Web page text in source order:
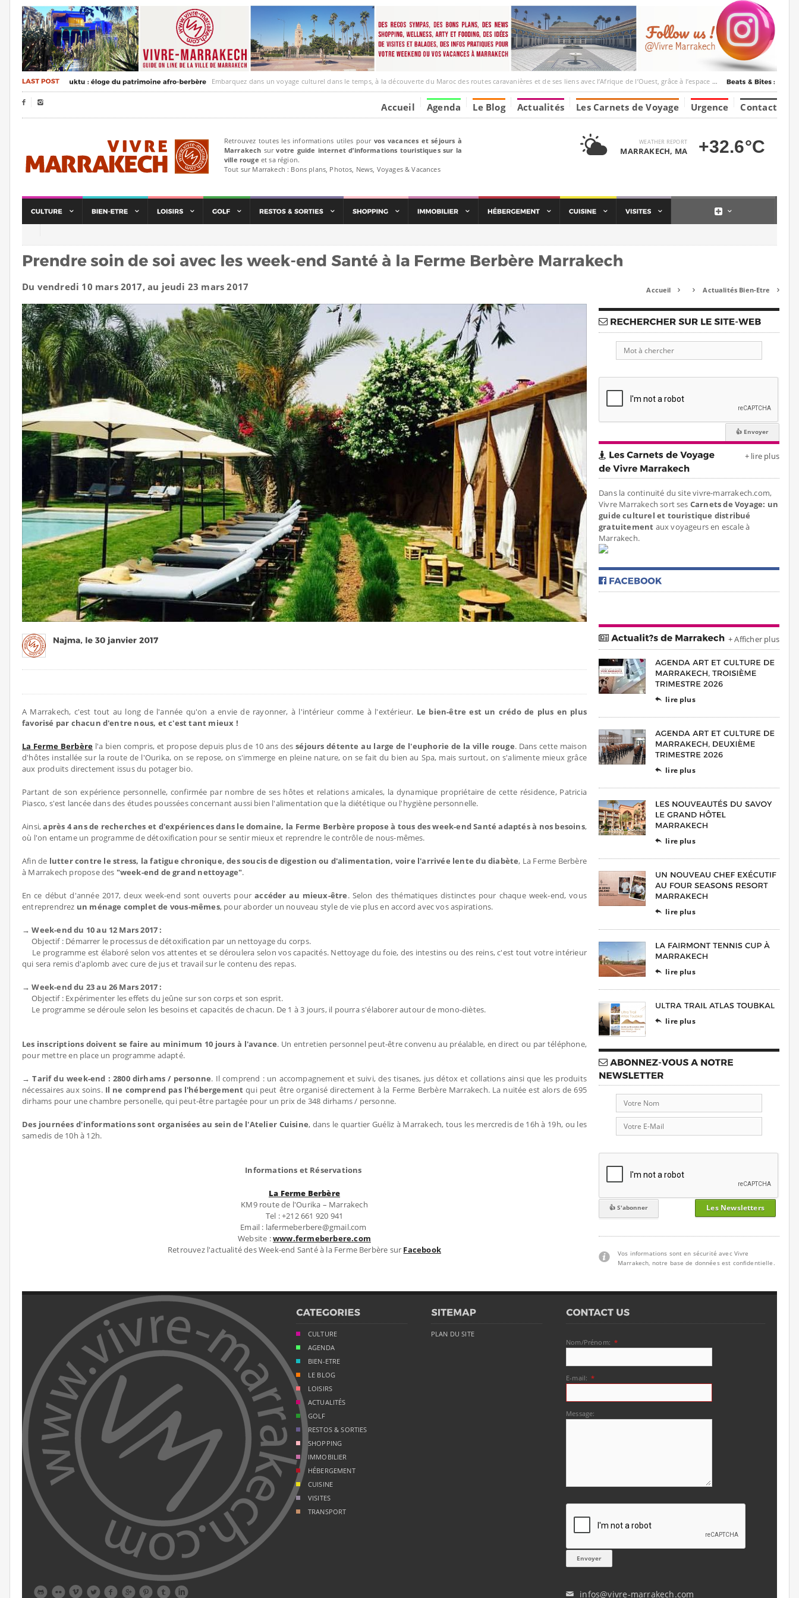
Embarquez dans un voyage culturel dans le temps, à la découverte du Maroc des routes caravanières et de ses liens avec l’Afrique de l’Ouest, grâce à l’espace Marrakesh-Tumbuktu.
  Accueil Agenda Le Blog Actualités Les Carnets de Voyage Urgence Contact
Retrouvez toutes les informations utiles pour vos vacances et séjours à
Marrakech survotre guide internet d’informations touristiques sur la
ville rouge et sa région.
Tout sur Marrakech : Bons plans, Photos, News, Voyages & Vacances
WEATHER REPORT
MARRAKECH, MA +32.6°C
Du vendredi 10 mars 2017, au jeudi 23 mars 2017
A Marrakech, c'est tout au long de l'année qu'on a envie de rayonner, à l'intérieur comme à l'extérieur. Le bien-être est un crédo de plus en plus
favorisé par chacun d'entre nous, et c'est tant mieux !
La Ferme Berbère l'a bien compris, et propose depuis plus de 10 ans desséjours détente au large de l'euphorie de la ville rouge. Dans cette maison
d'hôtes installée sur la route de l'Ourika, on se repose, on s'immerge en pleine nature, on se fait du bien au Spa, mais surtout, on s'alimente mieux grâce
aux produits directement issus du potager bio.
Partant de son expérience personnelle, confirmée par nombre de ses hôtes et relations amicales, la dynamique propriétaire de cette résidence, Patricia
Piasco, s'est lancée dans des études poussées concernant aussi bien l'alimentation que la diététique ou l'hygiène personnelle.
Ainsi,après 4 ans de recherches et d'expériences dans le domaine, la Ferme Berbère propose à tous des week-end Santé adaptés à nos besoins,
où l'on entame un programme de détoxification pour se sentir mieux et reprendre le contrôle de nous-mêmes.
Afin de lutter contre le stress, la fatigue chronique, des soucis de digestion ou d'alimentation, voire l'arrivée lente du diabète, La Ferme Berbère
à Marrakech propose des "week-end de grand nettoyage".
En ce début d'année 2017, deux week-end sont ouverts pouraccéder au mieux-être. Selon des thématiques distinctes pour chaque week-end, vous
entreprendrez un ménage complet de vous-mêmes, pour aborder un nouveau style de vie plus en accord avec vos aspirations.
→ Week-end du 10 au 12 Mars 2017 :
Objectif : Démarrer le processus de détoxification par un nettoyage du corps.
Le programme est élaboré selon vos attentes et se déroulera selon vos capacités. Nettoyage du foie, des intestins ou des reins, c'est tout votre intérieur
qui sera remis d'aplomb avec cure de jus et travail sur le contenu des repas.
→ Week-end du 23 au 26 Mars 2017 :
Objectif : Expérimenter les effets du jeûne sur son corps et son esprit.
Le programme se déroule selon les besoins et capacités de chacun. De 1 à 3 jours, il pourra s'élaborer autour de mono-diètes.
Les inscriptions doivent se faire au minimum 10 jours à l'avance. Un entretien personnel peut-être convenu au préalable, en direct ou par téléphone,
pour mettre en place un programme adapté.
→ Tarif du week-end : 2800 dirhams / personne. Il comprend : un accompagnement et suivi, des tisanes, jus détox et collations ainsi que les produits
nécessaires aux soins. Il ne comprend pas l'hébergementqui peut être organisé directement à la Ferme Berbère Marrakech. La nuitée est alors de 695
dirhams pour une chambre personelle, qui peut-être partagée pour un prix de 348 dirhams / personne.
Des journées d'informations sont organisées au sein de l'Atelier Cuisine, dans le quartier Guéliz à Marrakech, tous les mercredis de 16h à 19h, ou les
samedis de 10h à 12h.
Informations et Réservations
La Ferme Berbère
KM9 route de l'Ourika – Marrakech
Tel : +212 661 920 941
Email : lafermeberbere@gmail.com
Website :www.fermeberbere.com
Retrouvez l'actualité des Week-end Santé à la Ferme Berbère sur Facebook
Accueil   Actualités Bien-Etre 
+ lire plus
Dans la continuité du site vivre-marrakech.com,
Vivre Marrakech sort ses Carnets de Voyage: un
guide culturel et touristique distribué
gratuitement aux voyageurs en escale à
Marrakech.
+ Afficher plus
 lire plus
 lire plus
 lire plus
 lire plus
 lire plus
 lire plus
Les Newsletters
Vos informations sont en sécurité avec Vivre
Marrakech, notre base de données est confidentielle.
        
CULTURE
AGENDA
BIEN-ETRE
LE BLOG
LOISIRS
ACTUALITÉS
GOLF
RESTOS & SORTIES
SHOPPING
IMMOBILIER
HÉBERGEMENT
CUISINE
VISITES
TRANSPORT
PLAN DU SITE
Nom/Prénom: *
E-mail: *
Message:
✉ infos@vivre-marrakech.com